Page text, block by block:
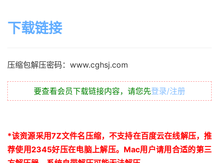
下载链接
压缩包解压密码：www.cghsj.com
要查看会员下载链接内容，请您先登录/注册
*该资源采用7Z文件名压缩，不支持在百度云在线解压，推
荐使用2345好压在电脑上解压。 Mac用户请用合适的第三